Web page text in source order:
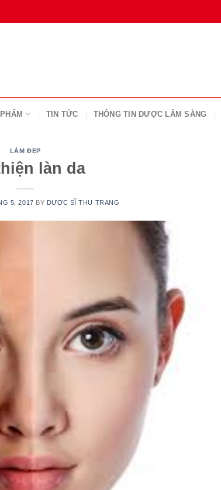
TIN TỨC THÔNG TIN DƯỢC LÂM SÀNG
LÀM ĐẸP
làn da
5, 2017 BY DƯỢC SĨ THU TRANG